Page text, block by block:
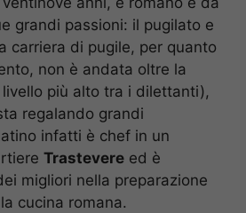
grandi passioni: il pugilato e
carriera di pugile, per quanto
non è andata oltre la
più alto tra i dilettanti),
regalando grandi
infatti è chef in un
Trastevere ed è
migliori nella preparazione
cucina romana.